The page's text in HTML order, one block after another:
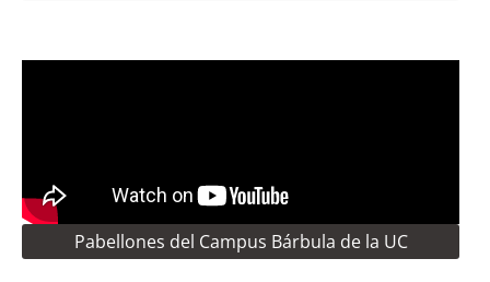
Pabellones del Campus Bárbula de la UC